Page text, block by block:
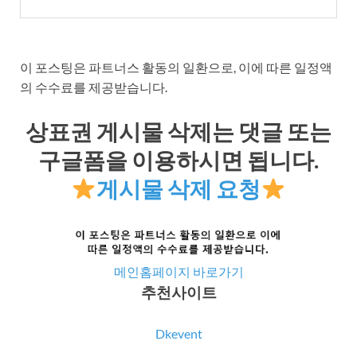
이 포스팅은 파트너스 활동의 일환으로, 이에 따른 일정액
의 수수료를 제공받습니다.
상표권 게시물 삭제는 댓글 또는
구글폼을 이용하시면 됩니다.
게시물 삭제 요청
메인홈페이지 바로가기
추천사이트
Dkevent